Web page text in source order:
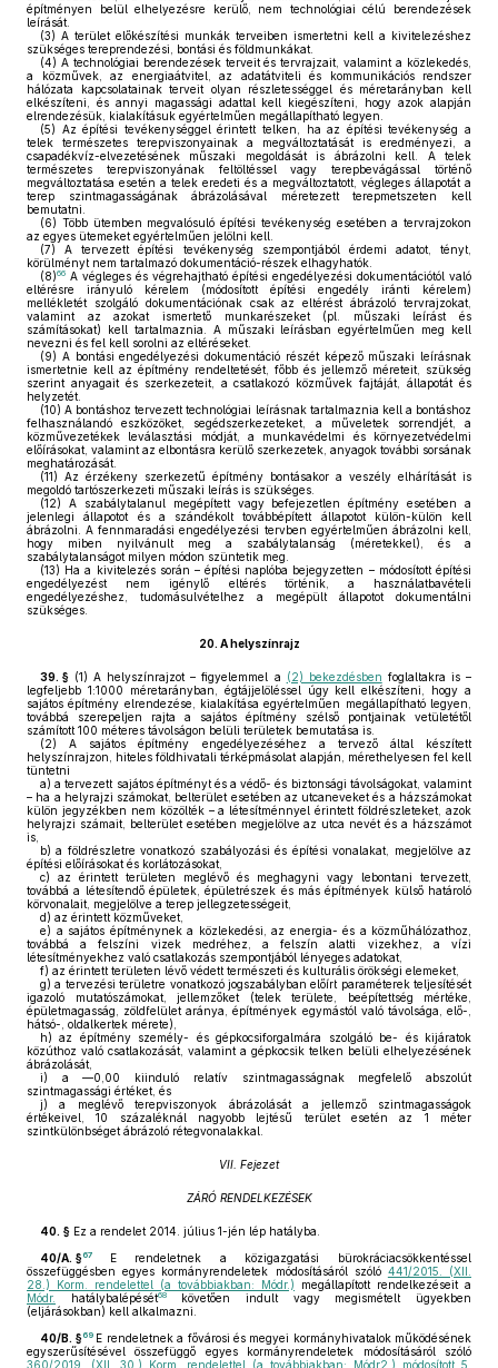
építményen belül elhelyezésre kerülő, nem technológiai célú berendezések
leírását.
(3) A terület előkészítési munkák terveiben ismertetni kell a kivitelezéshez
szükséges tereprendezési, bontási és földmunkákat.
(4) A technológiai berendezések terveit és tervrajzait, valamint a közlekedés,
a közművek, az energiaátvitel, az adatátviteli és kommunikációs rendszer
hálózata kapcsolatainak terveit olyan részletességgel és méretarányban kell
elkészíteni, és annyi magassági adattal kell kiegészíteni, hogy azok alapján
elrendezésük, kialakításuk egyértelműen megállapítható legyen.
(5) Az építési tevékenységgel érintett telken, ha az építési tevékenység a
telek természetes terepviszonyainak a megváltoztatását is eredményezi, a
csapadékvíz-elvezetésének műszaki megoldását is ábrázolni kell. A telek
természetes terepviszonyának feltöltéssel vagy terepbevágással történő
megváltoztatása esetén a telek eredeti és a megváltoztatott, végleges állapotát a
terep szintmagasságának ábrázolásával méretezett terepmetszeten kell
bemutatni.
(6) Több ütemben megvalósuló építési tevékenység esetében a tervrajzokon
az egyes ütemeket egyértelműen jelölni kell.
(7) A tervezett építési tevékenység szempontjából érdemi adatot, tényt,
körülményt nem tartalmazó dokumentáció-részek elhagyhatók.
(8)66 A végleges és végrehajtható építési engedélyezési dokumentációtól való
eltérésre irányuló kérelem (módosított építési engedély iránti kérelem)
mellékletét szolgáló dokumentációnak csak az eltérést ábrázoló tervrajzokat,
valamint az azokat ismertető munkarészeket (pl. műszaki leírást és
számításokat) kell tartalmaznia. A műszaki leírásban egyértelműen meg kell
nevezni és fel kell sorolni az eltéréseket.
(9) A bontási engedélyezési dokumentáció részét képező műszaki leírásnak
ismertetnie kell az építmény rendeltetését, főbb és jellemző méreteit, szükség
szerint anyagait és szerkezeteit, a csatlakozó közművek fajtáját, állapotát és
helyzetét.
(10) A bontáshoz tervezett technológiai leírásnak tartalmaznia kell a bontáshoz
felhasználandó eszközöket, segédszerkezeteket, a műveletek sorrendjét, a
közművezetékek leválasztási módját, a munkavédelmi és környezetvédelmi
előírásokat, valamint az elbontásra kerülő szerkezetek, anyagok további sorsának
meghatározását.
(11) Az érzékeny szerkezetű építmény bontásakor a veszély elhárítását is
megoldó tartószerkezeti műszaki leírás is szükséges.
(12) A szabálytalanul megépített vagy befejezetlen építmény esetében a
jelenlegi állapotot és a szándékolt továbbépített állapotot külön-külön kell
ábrázolni. A fennmaradási engedélyezési tervben egyértelműen ábrázolni kell,
hogy miben nyilvánult meg a szabálytalanság (méretekkel), és a
szabálytalanságot milyen módon szüntetik meg.
(13) Ha a kivitelezés során – építési naplóba bejegyzetten – módosított építési
engedélyezést nem igénylő eltérés történik, a használatbavételi
engedélyezéshez, tudomásulvételhez a megépült állapotot dokumentálni
szükséges.
20. A helyszínrajz
39. § (1) A helyszínrajzot – figyelemmel a (2) bekezdésben foglaltakra is –
legfeljebb 1:1000 méretarányban, égtájjelöléssel úgy kell elkészíteni, hogy a
sajátos építmény elrendezése, kialakítása egyértelműen megállapítható legyen,
továbbá szerepeljen rajta a sajátos építmény szélső pontjainak vetületétől
számított 100 méteres távolságon belüli területek bemutatása is.
(2) A sajátos építmény engedélyezéséhez a tervező által készített
helyszínrajzon, hiteles földhivatali térképmásolat alapján, mérethelyesen fel kell
tüntetni
a) a tervezett sajátos építményt és a védő- és biztonsági távolságokat, valamint
– ha a helyrajzi számokat, belterület esetében az utcaneveket és a házszámokat
külön jegyzékben nem közölték – a létesítménnyel érintett földrészleteket, azok
helyrajzi számait, belterület esetében megjelölve az utca nevét és a házszámot
is,
b) a földrészletre vonatkozó szabályozási és építési vonalakat, megjelölve az
építési előírásokat és korlátozásokat,
c) az érintett területen meglévő és meghagyni vagy lebontani tervezett,
továbbá a létesítendő épületek, épületrészek és más építmények külső határoló
körvonalait, megjelölve a terep jellegzetességeit,
d) az érintett közműveket,
e) a sajátos építménynek a közlekedési, az energia- és a közműhálózathoz,
továbbá a felszíni vizek medréhez, a felszín alatti vizekhez, a vízi
létesítményekhez való csatlakozás szempontjából lényeges adatokat,
f) az érintett területen lévő védett természeti és kulturális örökségi elemeket,
g) a tervezési területre vonatkozó jogszabályban előírt paraméterek teljesítését
igazoló mutatószámokat, jellemzőket (telek területe, beépítettség mértéke,
épületmagasság, zöldfelület aránya, építmények egymástól való távolsága, elő-,
hátsó-, oldalkertek mérete),
h) az építmény személy- és gépkocsiforgalmára szolgáló be- és kijáratok
közúthoz való csatlakozását, valamint a gépkocsik telken belüli elhelyezésének
ábrázolását,
i) a —0,00 kiinduló relatív szintmagasságnak megfelelő abszolút
szintmagassági értéket, és
j) a meglévő terepviszonyok ábrázolását a jellemző szintmagasságok
értékeivel, 10 százaléknál nagyobb lejtésű terület esetén az 1 méter
szintkülönbséget ábrázoló rétegvonalakkal.
VII. Fejezet
ZÁRÓ RENDELKEZÉSEK
40. § Ez a rendelet 2014. július 1-jén lép hatályba.
40/A. §67
E rendeletnek a közigazgatási bürokráciacsökkentéssel
összefüggésben egyes kormányrendeletek módosításáról szóló 441/2015. (XII.
28.) Korm. rendelettel (a továbbiakban: Módr.) megállapított rendelkezéseit a
Módr.
hatálybalépését68követően indult vagy megismételt ügyekben
(eljárásokban) kell alkalmazni.
40/B. §69 E rendeletnek a fővárosi és megyei kormányhivatalok működésének
egyszerűsítésével összefüggő egyes kormányrendeletek módosításáról szóló
360/2019. (XII. 30.) Korm. rendelettel (a továbbiakban: Módr2.) módosított 5.